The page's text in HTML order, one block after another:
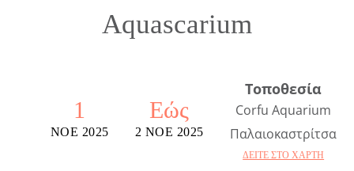
Αξιοθέατα, Αγορά
Διαμονή, Digital Nomads, Τουριστικά
Aquascarium
1
ΝΟΈ 2025
Εώς
2 ΝΟΈ 2025
Τοποθεσία
Corfu Aquarium
Παλαιοκαστρίτσα
ΔΕΊΤΕ ΣΤΟ ΧΆΡΤΗ